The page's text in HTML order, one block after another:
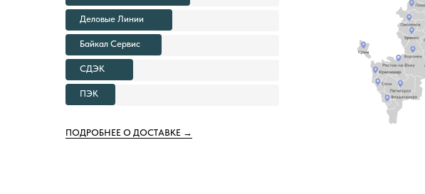
Деловые Линии
Байкал Сервис
СДЭК
ПЭК
ПОДРОБНЕЕ О ДОСТАВКЕ →